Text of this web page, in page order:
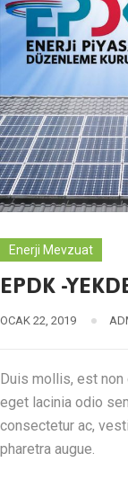
Enerji Mevzuat
EPDK -
OCAK 22, 2019
Duis mollis, est
eget lacinia odio
consectetur ac,
pharetra augue.